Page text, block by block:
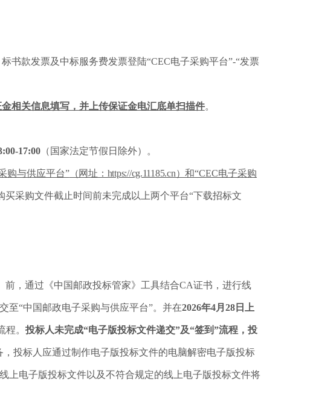
款发票及中标服务费发票登陆“CEC电子采购平台”-“发票
相关信息填写，并上传保证金电汇底单扫描件。
17:00（国家法定节假日除外）。
购与供应平台”（网址：https://cg.11185.cn）和“CEC电子采购
买采购文件截止时间前未完成以上两个平台“下载招标文
前，通过《中国邮政投标管家》工具结合CA证书，进行线
至“中国邮政电子采购与供应平台”。并在2026年4月28日上
。 投标人未完成“电子版投标文件递交”及“签到”流程，投
投标人应通过制作电子版投标文件的电脑解密电子版投标
上电子版投标文件以及不符合规定的线上电子版投标文件将